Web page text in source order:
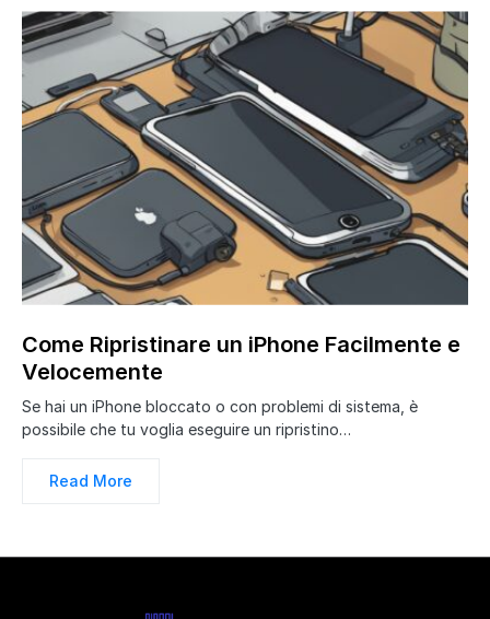
Come Ripristinare un iPhone Facilmente e
Velocemente
Se hai un iPhone bloccato o con problemi di sistema, è
possibile che tu voglia eseguire un ripristino…
Read More